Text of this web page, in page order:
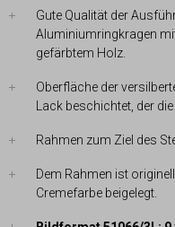
Gute Qualität der
Aluminiumringkragen
gefärbtem Holz.
Oberfläche der
Lack beschichtet, der
Rahmen zum Ziel des
Dem Rahmen ist
Cremefarbe beigelegt.